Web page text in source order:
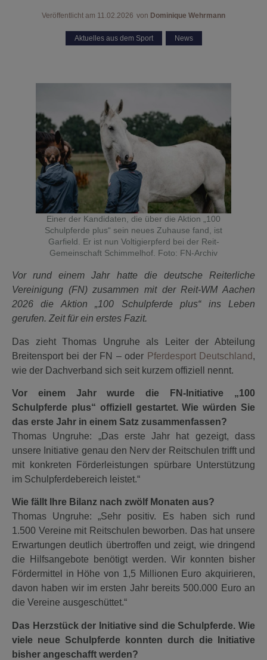
Veröffentlicht am 11.02.2026 von Dominique Wehrmann
Aktuelles aus dem Sport News
Einer der Kandidaten, die über die Aktion „100
Schulpferde plus“ sein neues Zuhause fand, ist
Garfield. Er ist nun Voltigierpferd bei der Reit-
Gemeinschaft Schimmelhof. Foto: FN-Archiv
Vor rund einem Jahr hatte die deutsche Reiterliche
Vereinigung (FN) zusammen mit der Reit-WM Aachen
2026 die Aktion „100 Schulpferde plus“ ins Leben
gerufen. Zeit für ein erstes Fazit.
Das zieht Thomas Ungruhe als Leiter der Abteilung
Breitensport bei der FN – oder Pferdesport Deutschland ,
wie der Dachverband sich seit kurzem offiziell nennt.
Vor einem Jahr wurde die FN-Initiative „100
Schulpferde plus“ offiziell gestartet. Wie würden Sie
das erste Jahr in einem Satz zusammenfassen?
Thomas Ungruhe: „Das erste Jahr hat gezeigt, dass
unsere Initiative genau den Nerv der Reitschulen trifft und
mit konkreten Förderleistungen spürbare Unterstützung
im Schulpferdebereich leistet.“
Wie fällt Ihre Bilanz nach zwölf Monaten aus?
Thomas Ungruhe: „Sehr positiv. Es haben sich rund
1.500 Vereine mit Reitschulen beworben. Das hat unsere
Erwartungen deutlich übertroffen und zeigt, wie dringend
die Hilfsangebote benötigt werden. Wir konnten bisher
Fördermittel in Höhe von 1,5 Millionen Euro akquirieren,
davon haben wir im ersten Jahr bereits 500.000 Euro an
die Vereine ausgeschüttet.“
Das Herzstück der Initiative sind die Schulpferde. Wie
viele neue Schulpferde konnten durch die Initiative
bisher angeschafft werden?